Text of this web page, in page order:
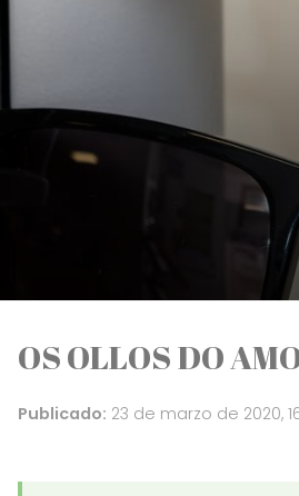
OS OLLOS DO
Publicado: 23 de marzo de 2020,